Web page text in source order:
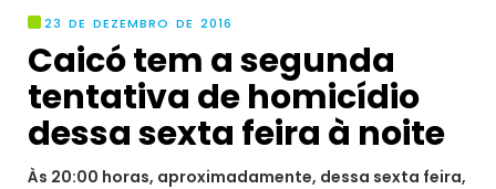
23 DE DEZEMBRO DE 2016
Caicó tem a segunda
tentativa de homicídio
dessa sexta feira à noite
Às 20:00 horas, aproximadamente, dessa sexta feira,